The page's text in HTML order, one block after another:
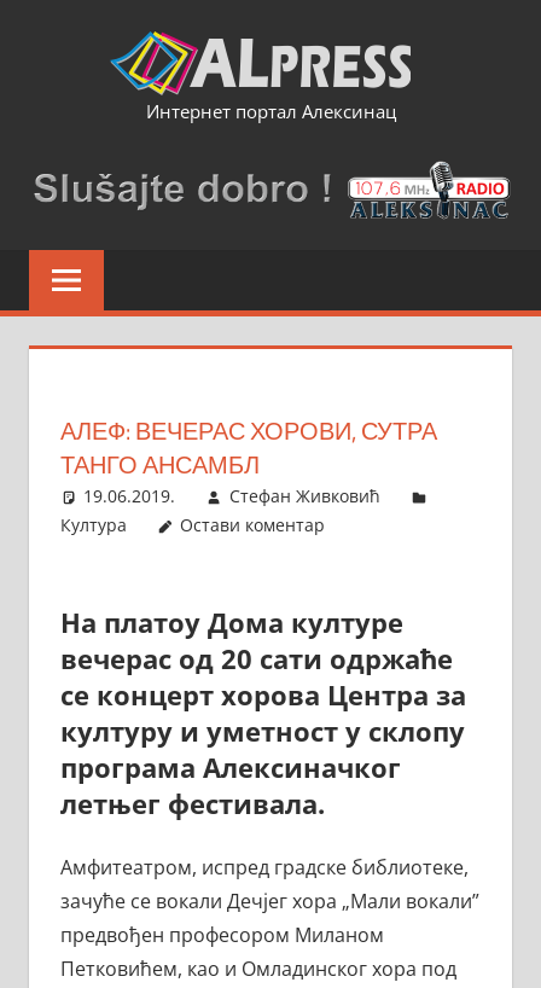
Интернет портал Алексинац
АЛЕФ: ВЕЧЕРАС ХОРОВИ, СУТРА
ТАНГО АНСАМБЛ
19.06.2019.
Стефан Живковић
Култура
Остави коментар
На платоу Дома културе
вечерас од 20 сати одржаће
се концерт хорова Центра за
културу и уметност у склопу
програма Алексиначког
летњег фестивала.
Амфитеатром, испред градске библиотеке,
зачуће се вокали Дечјег хора „Мали вокали”
предвођен професором Миланом
Петковићем, као и Омладинског хора под